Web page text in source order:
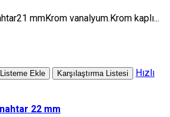
mmKrom vanalyum.Krom kaplı...
Ekle Karşılaştırma Listesi
Hızlı
22 mm